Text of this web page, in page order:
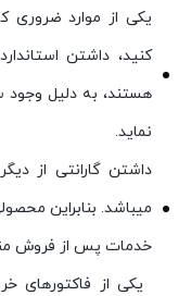
یکی از موارد ضروری
کنید، داشتن
هستند، به دلیل وجود
نماید.
داشتن گارانتی از
میباشد. بنابراین
خدمات پس از فروش
یکی از فاکتورهای